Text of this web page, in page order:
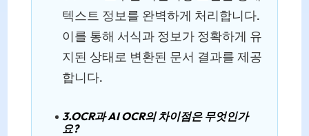
텍스트 정보를 완벽하게 처리합니다.
이를 통해 서식과 정보가 정확하게 유
지된 상태로 변환된 문서 결과를 제공
합니다.
3.OCR과 AI OCR의 차이점은 무엇인가
요?